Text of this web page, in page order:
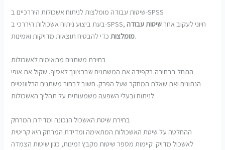
שיטות עבודה מומלצות לניתוח אשכולות היררכיים ב-SPSS
בעת ביצוע ניתוח אשכולות היררכי ב-SPSS, חיוני לעקוב אחרשיטות עבודה
מומלצותכדי להבטיח תוצאות מדויקות ואמינות.
בחירת משתנים מתאימים לאשכולות
התחל בבחירה בקפידה את המשתנים שברצונך לאסוף. שקול את אופי
הנתונים ואת שאלת המחקר שעל הפרק. חשוב לבחור משתנים הרלוונטיים
לניתוח ובעלי השפעה משמעותית על תהליך האשכולות.
בחירת שיטת האשכול הנכונה ומדידת המרחק
ההחלטה על שיטת האשכולות המתאימה ומדידת המרחק היא קריטית
לאשכול מדויק. קיימות מספר שיטות מקבץ זמינות, כגון שיטות הצמדה